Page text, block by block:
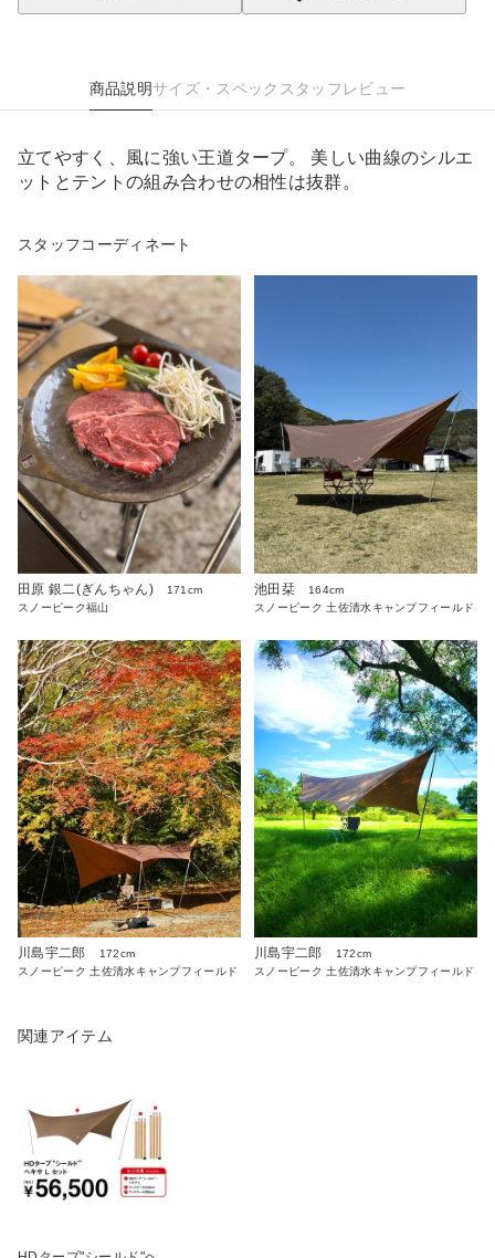
商品説明サイズ・スペック スタッフレビュー
立てやすく、風に強い王道タープ。 美しい曲線のシルエ
ットとテントの組み合わせの相性は抜群。
スタッフコーディネート
田原 銀二(ぎんちゃん)
171cm
スノーピーク福山
池田栞
164cm
スノーピーク 土佐清水キャンプフィールド
川島宇二郎
172cm
スノーピーク 土佐清水キャンプフィールド
川島宇二郎
172cm
スノーピーク 土佐清水キャンプフィールド
関連アイテム